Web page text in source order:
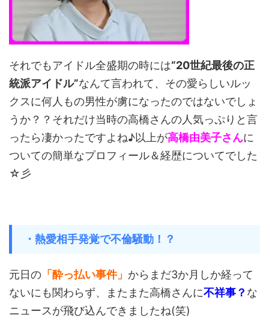
それでもアイドル全盛期の時には“20世紀最後の正
統派アイドル”なんて言われて、その愛らしいルッ
クスに何人もの男性が虜になったのではないでしょ
うか？？それだけ当時の高橋さんの人気っぷりと言
ったら凄かったですよね♪以上が高橋由美子さんに
ついての簡単なプロフィール＆経歴についてでした
☆彡
・熱愛相手発覚で不倫騒動！？
元日の 「酔っ払い事件」 からまだ3か月しか経って
ないにも関わらず、またまた高橋さんに不祥事？ な
ニュースが飛び込んできましたね(笑)